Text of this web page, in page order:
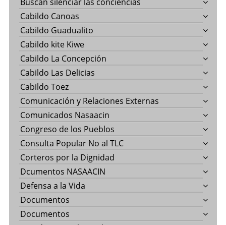
Cabildo Canoas
Cabildo Guadualito
Cabildo kite Kiwe
Cabildo La Concepción
Cabildo Las Delicias
Cabildo Toez
Comunicación y Relaciones Externas
Comunicados Nasaacin
Congreso de los Pueblos
Consulta Popular No al TLC
Corteros por la Dignidad
Dcumentos NASAACIN
Defensa a la Vida
Documentos
Documentos